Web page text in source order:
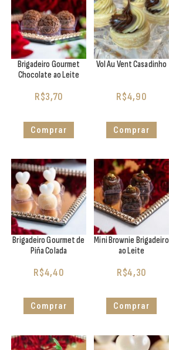
Brigadeiro Gourmet
Chocolate ao Leite
R$3,70
Comprar
Vol Au Vent Casadinho
R$4,90
Comprar
Brigadeiro Gourmet de
Piña Colada
R$4,40
Comprar
Mini Brownie Brigadeiro
ao Leite
R$4,30
Comprar